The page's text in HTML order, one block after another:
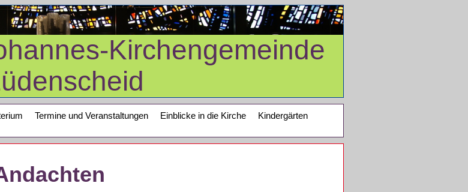
Kirchengemeinde
Termine und Veranstaltungen Einblicke in die Kirche
Kindergärten